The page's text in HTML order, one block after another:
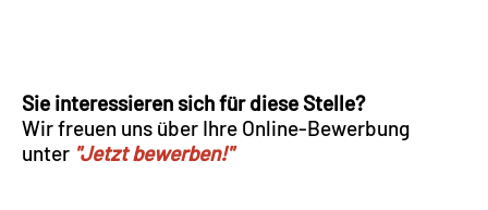
Sie interessieren sich für diese Stelle?
Wir freuen uns über Ihre Online-Bewerbung
unter "Jetzt bewerben!"